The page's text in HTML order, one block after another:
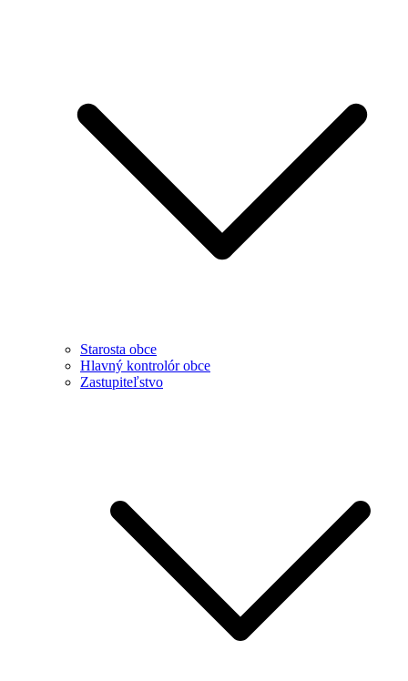
Starosta obce
Hlavný kontrolór obce
Zastupiteľstvo